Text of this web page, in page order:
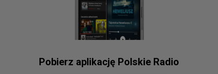
Pobierz aplikację Polskie Radio